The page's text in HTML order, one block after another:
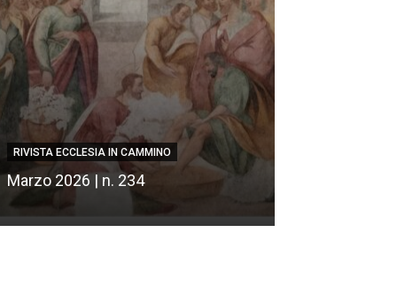
RIVISTA ECCLESIA IN CAMMINO
Marzo 2026 | n. 234